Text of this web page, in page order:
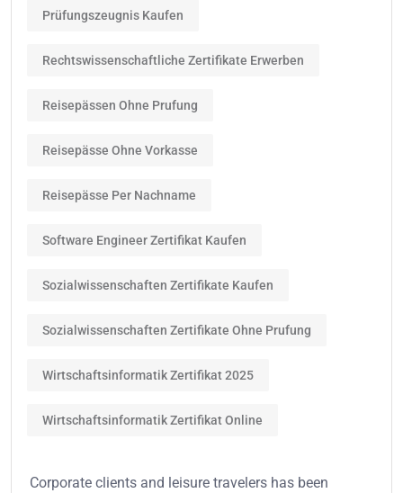
Prüfungszeugnis Kaufen
Rechtswissenschaftliche Zertifikate Erwerben
Reisepässen Ohne Prufung
Reisepässe Ohne Vorkasse
Reisepässe Per Nachname
Software Engineer Zertifikat Kaufen
Sozialwissenschaften Zertifikate Kaufen
Sozialwissenschaften Zertifikate Ohne Prufung
Wirtschaftsinformatik Zertifikat 2025
Wirtschaftsinformatik Zertifikat Online
Corporate clients and leisure travelers has been